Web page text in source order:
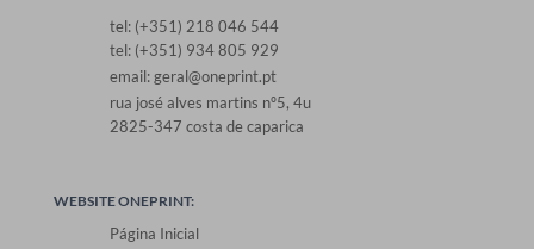
tel: (+351) 218 046 544
tel: (+351) 934 805 929
email: geral@oneprint.pt
rua josé alves martins nº5, 4u
2825-347 costa de caparica
WEBSITE ONEPRINT:
Página Inicial